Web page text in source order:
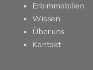
Erbimmobilien
Wissen
Über uns
Kontakt